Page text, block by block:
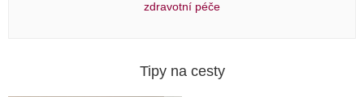
zdravotní péče
Tipy na cesty